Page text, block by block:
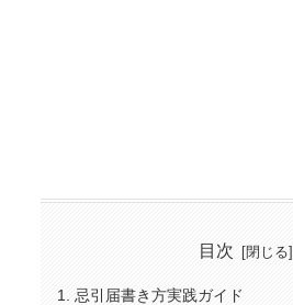
目次
忌引届書き方実践ガイド